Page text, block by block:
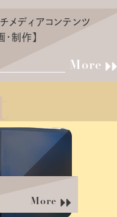
メディアコンテンツ
・制作】
More
More